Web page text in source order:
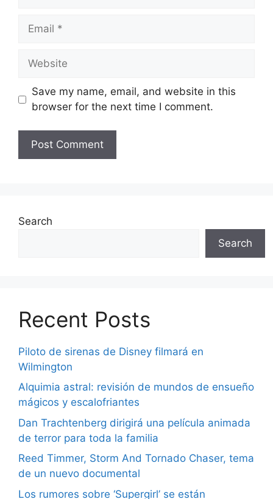
Email
Website
Save my name, email, and website in this
browser for the next time I comment.
Search
Search
Recent Posts
Piloto de sirenas de Disney filmará en
Wilmington
Alquimia astral: revisión de mundos de ensueño
mágicos y escalofriantes
Dan Trachtenberg dirigirá una película animada
de terror para toda la familia
Reed Timmer, Storm And Tornado Chaser, tema
de un nuevo documental
Los rumores sobre ‘Supergirl’ se están